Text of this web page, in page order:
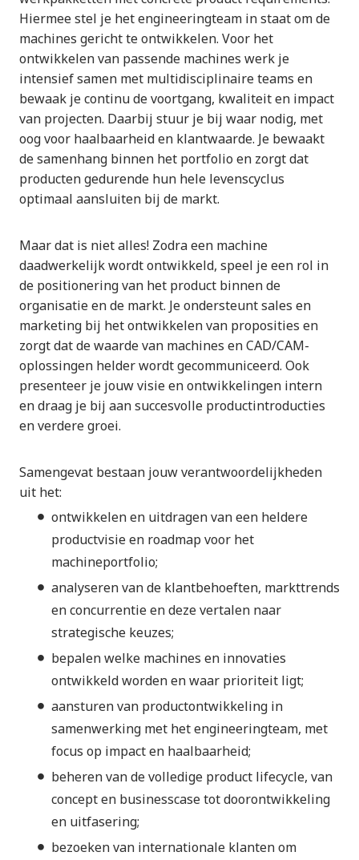
Hiermee stel je het engineeringteam in staat om de
machines gericht te ontwikkelen. Voor het
ontwikkelen van passende machines werk je
intensief samen met multidisciplinaire teams en
bewaak je continu de voortgang, kwaliteit en impact
van projecten. Daarbij stuur je bij waar nodig, met
oog voor haalbaarheid en klantwaarde. Je bewaakt
de samenhang binnen het portfolio en zorgt dat
producten gedurende hun hele levenscyclus
optimaal aansluiten bij de markt.
Maar dat is niet alles! Zodra een machine
daadwerkelijk wordt ontwikkeld, speel je een rol in
de positionering van het product binnen de
organisatie en de markt. Je ondersteunt sales en
marketing bij het ontwikkelen van proposities en
zorgt dat de waarde van machines en CAD/CAM-
oplossingen helder wordt gecommuniceerd. Ook
presenteer je jouw visie en ontwikkelingen intern
en draag je bij aan succesvolle productintroducties
en verdere groei.
Samengevat bestaan jouw verantwoordelijkheden
uit het:
ontwikkelen en uitdragen van een heldere
productvisie en roadmap voor het
machineportfolio;
analyseren van de klantbehoeften, markttrends
en concurrentie en deze vertalen naar
strategische keuzes;
bepalen welke machines en innovaties
ontwikkeld worden en waar prioriteit ligt;
aansturen van productontwikkeling in
samenwerking met het engineeringteam, met
focus op impact en haalbaarheid;
beheren van de volledige product lifecycle, van
concept en businesscase tot doorontwikkeling
en uitfasering;
bezoeken van internationale klanten om